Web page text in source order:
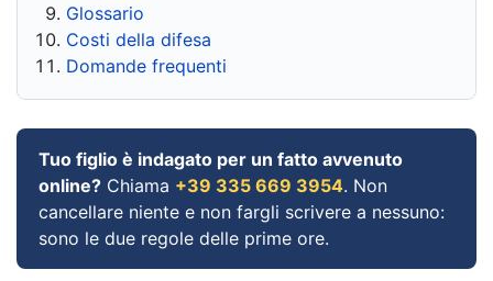
Glossario
Costi della difesa
Domande frequenti
Tuo figlio è indagato per un fatto avvenuto
online? Chiama +39 335 669 3954. Non
cancellare niente e non fargli scrivere a nessuno:
sono le due regole delle prime ore.